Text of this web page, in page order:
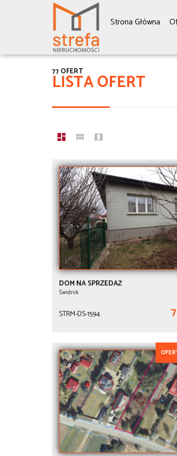
Strona Główna
LISTA OFERT
77 OFERT
DOM NA SPRZEDAŻ
Świdnik
STRM-DS-1594